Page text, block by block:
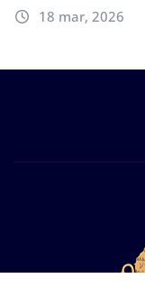
18 mar, 2026